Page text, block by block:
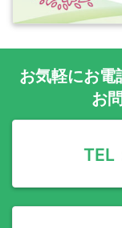
お気軽にお電
お
TEL